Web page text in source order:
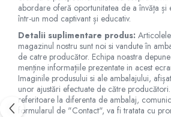
Jucarii de sortat
Jucarii muzicale bebelusi
Puzzle bebelusi
abordare oferă oportunitatea de a învăța și
într-un mod captivant și educativ.
Detalii suplimentare produs:
magazinul nostru sunt noi si vandute în
de catre producător. Echipa noastra
menține informațiile prezentate in acest
Imaginile produsului si ale ambalajului,
unor ajustări efectuate de către
referitoare la diferenta de ambalaj,
formularul de "Contact", va fi tratata cu